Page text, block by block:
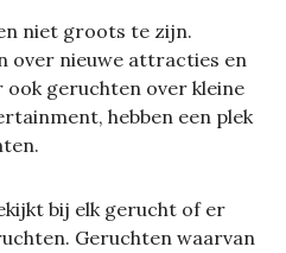
niet groots te zijn.
over nieuwe attracties en
geruchten over kleine
hebben een plek
bij elk gerucht of er
Geruchten waarvan